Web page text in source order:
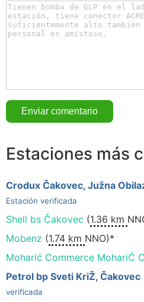
Estaciones más
Crodux Čakovec, Južna
Estación verificada
Shell bs Čakovec (1.36 km
Mobenz (1.74 km NNO)*
Moharić Commerce MohariĆ
Petrol bp Sveti KriŽ, Čakovec
verificada